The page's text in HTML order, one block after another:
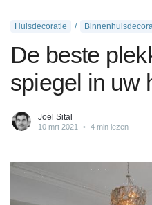
Huisdecoratie
De beste
spiegel in uw
Joël Sital
10 mrt 2021 • 4 min lezen